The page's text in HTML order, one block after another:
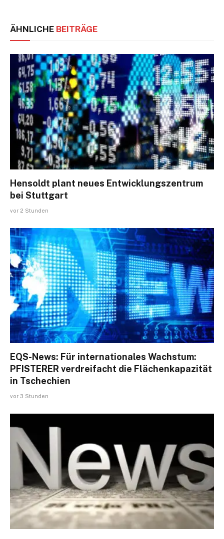
ÄHNLICHE BEITRÄGE
Hensoldt plant neues Entwicklungszentrum
bei Stuttgart
vor 2 Stunden
EQS-News: Für internationales Wachstum:
PFISTERER verdreifacht die Flächenkapazität
in Tschechien
vor 3 Stunden